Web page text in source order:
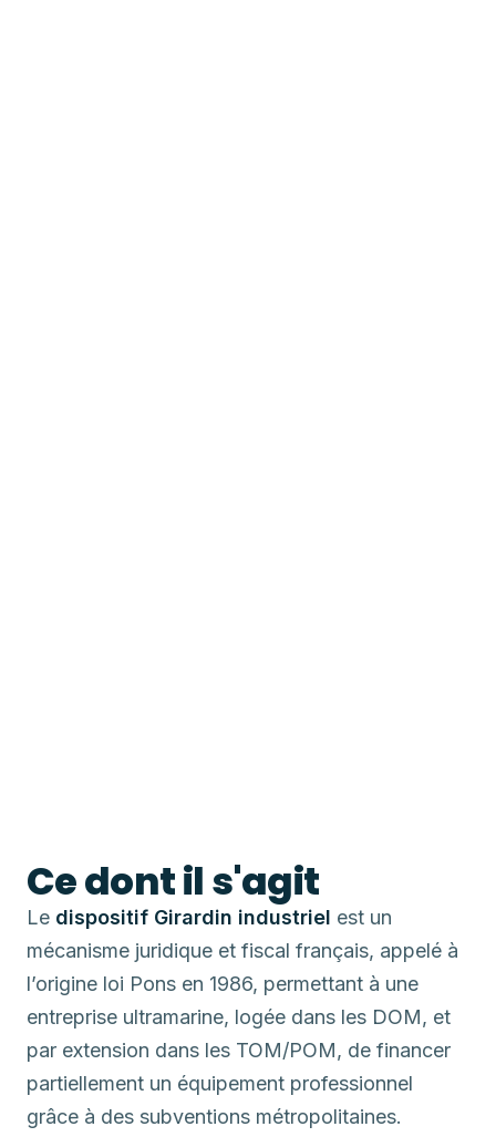
Ce dont il s'agit
Le dispositif Girardin industriel est un
mécanisme juridique et fiscal français, appelé à
l’origine loi Pons en 1986, permettant à une
entreprise ultramarine, logée dans les DOM, et
par extension dans les TOM/POM, de financer
partiellement un équipement professionnel
grâce à des subventions métropolitaines.